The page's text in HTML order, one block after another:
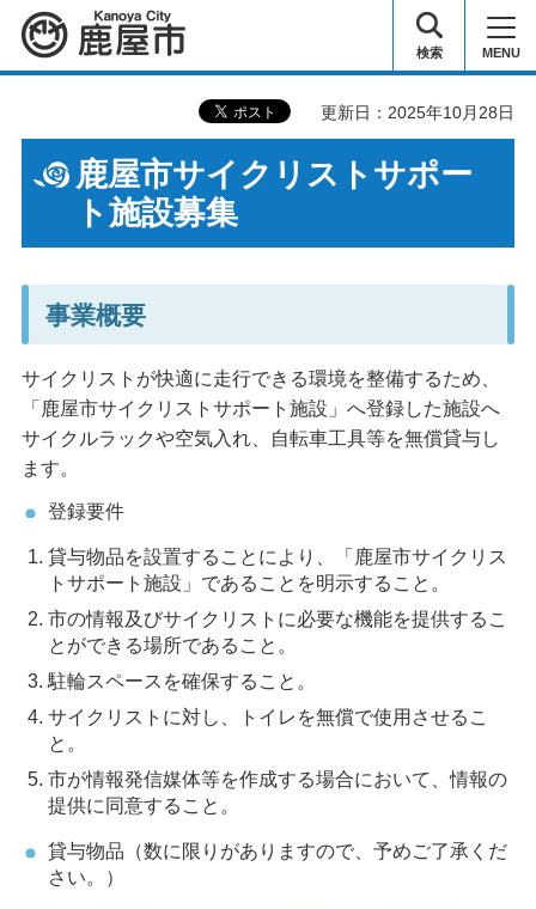
鹿屋市 検索 MENU
更新日：2025年10月28日
鹿屋市サイクリストサポー
ト施設募集
事業概要
サイクリストが快適に走行できる環境を整備するため、
「鹿屋市サイクリストサポート施設」へ登録した施設へ
サイクルラックや空気入れ、自転車工具等を無償貸与し
ます。
登録要件
貸与物品を設置することにより、「鹿屋市サイクリス
トサポート施設」であることを明示すること。
市の情報及びサイクリストに必要な機能を提供するこ
とができる場所であること。
駐輪スペースを確保すること。
サイクリストに対し、トイレを無償で使用させるこ
と。
市が情報発信媒体等を作成する場合において、情報の
提供に同意すること。
貸与物品（数に限りがありますので、予めご了承くだ
さい。）